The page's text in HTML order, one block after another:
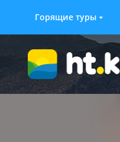
Горящие туры